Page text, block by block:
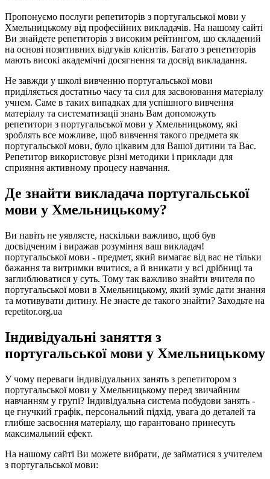
Пропонуємо послуги репетиторів з португальської мови у
Хмельницькому від професійних викладачів. На нашому сайті
Ви знайдете репетиторів з високим рейтингом, що складений
на основі позитивних відгуків клієнтів. Багато з репетиторів
мають високі академічні досягнення та досвід викладання.
Не завжди у школі вивченню португальської мови
приділяється достатньо часу та сил для засвоювання матеріалу
учнем. Саме в таких випадках для успішного вивчення
матеріалу та систематизації знань Вам допоможуть
репетитори з португальської мови у Хмельницькому, які
зроблять все можливе, щоб вивчення такого предмета як
португальської мови, було цікавим для Вашої дитини та Вас.
Репетитор використовує різні методики і приклади для
сприяння активному процесу навчання.
Де знайти викладача португальської
мови у Хмельницькому?
Ви навіть не уявляєте, наскільки важливо, щоб був
досвідченим і виражав розуміння ваш викладач!
португальської мови - предмет, який вимагає від вас не тільки
бажання та витримки вчитися, а й вникати у всі дрібниці та
заглиблюватися у суть. Тому так важливо знайти вчителя по
португальської мови в Хмельницькому, який зуміє дати знання
та мотивувати дитину. Не знаєте де такого знайти? Заходьте на
repetitor.org.ua
Індивідуальні заняття з
португальської мови у Хмельницькому
У чому переваги індивідуальних занять з репетитором з
португальської мови у Хмельницькому перед звичайним
навчанням у групі? Індивідуальна система побудови занять -
це гнучкий графік, персональний підхід, увага до деталей та
глибше засвоєння матеріалу, що гарантовано принесуть
максимальний ефект.
На нашому сайті Ви можете вибрати, де займатися з учителем
з португальської мови: